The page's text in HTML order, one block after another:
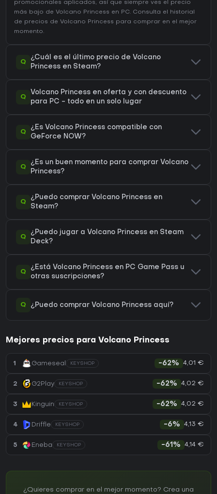
promocionales aplicados, así que siempre ves el precio
más bajo de Volcano Princess en PC. Consulta el
historial
de precios de Volcano Princess para comprar en el mejor
momento.
Q
¿Cuál es el último precio de Volcano
Princess en Steam?
Q
Volcano Princess en oferta y con descuento
para PC - todo en un solo lugar
Q
¿Es Volcano Princess compatible con
GeForce NOW?
Q
¿Es un buen momento para comprar Volcano
Princess?
Q
¿Puedo comprar Volcano Princess en
Steam?
Q
¿Puedo jugar a Volcano Princess en Steam
Deck?
Q
¿Está Volcano Princess en PC Game Pass u
otras suscripciones?
Q ¿Puedo comprar Volcano Princess aquí?
Mejores precios para Volcano Princess
1 Gameseal KEYSHOP -62% 4,01 €
2 G2Play KEYSHOP -62% 4,02 €
3 Kinguin KEYSHOP -62% 4,02 €
4 Driffle KEYSHOP -6% 4,13 €
5 Eneba KEYSHOP -61% 4,14 €
¿Quieres comprar en el mejor momento? Crea una